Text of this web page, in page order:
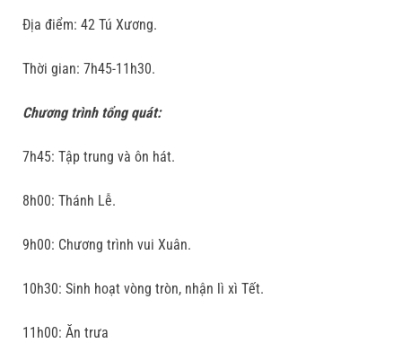
Địa điểm: 42 Tú Xương.
Thời gian: 7h45-11h30.
Chương trình tổng quát:
7h45: Tập trung và ôn hát.
8h00: Thánh Lễ.
9h00: Chương trình vui Xuân.
10h30: Sinh hoạt vòng tròn, nhận lì xì Tết.
11h00: Ăn trưa